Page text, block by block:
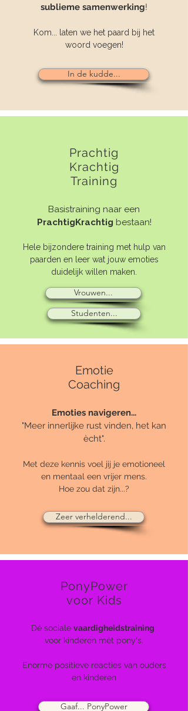
sublieme samenwerking!
Kom... laten we het paard bij het
woord voegen!
In de kudde...
Prachtig
Krachtig
Training
Basistraining naar een
PrachtigKrachtig bestaan!
Hele bijzondere training met hulp van
paarden en leer wat jouw emoties
duidelijk willen maken.
Vrouwen...
Studenten...
Emotie
Coaching
Emoties navigeren...
"Meer innerlijke rust vinden, het kan
ècht".
Met deze kennis voel jij je emotioneel
en mentaal een vrijer mens.
Hoe zou dat zijn...?
Zeer verhelderend...
PonyPower
voor Kids
Dé sociale vaardigheidstraining
​voor kinderen mét pony's.
Enorme positieve reacties van ouders
en kinderen
Gaaf... PonyPower